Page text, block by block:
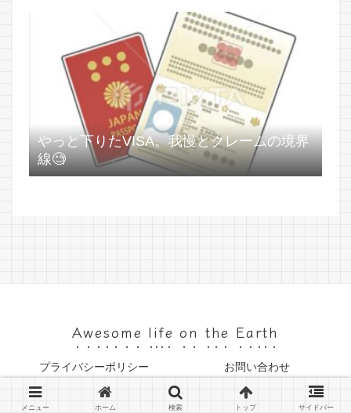
やっと下りたVISA。我慢とクレームの境界
線🧐
Awesome life on the Earth
プライバシーポリシー お問い合わせ
© 2023 Awesome life on the Earth.
メニュー ホーム 検索 トップ サイドバー